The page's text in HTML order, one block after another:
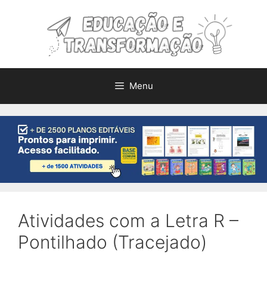
Menu
Atividades com a Letra R –
Pontilhado (Tracejado)